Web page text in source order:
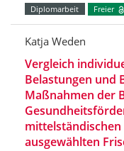
Diplomarbeit Freier
Katja Weden
Vergleich
Belastungen und
Maßnahmen der
ausgewählten